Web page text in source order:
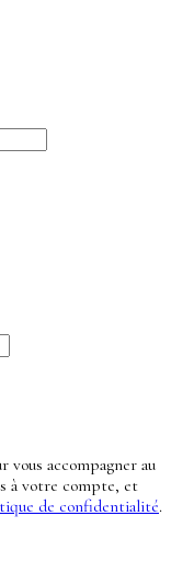
vous accompagner au
à votre compte, et
de confidentialité.